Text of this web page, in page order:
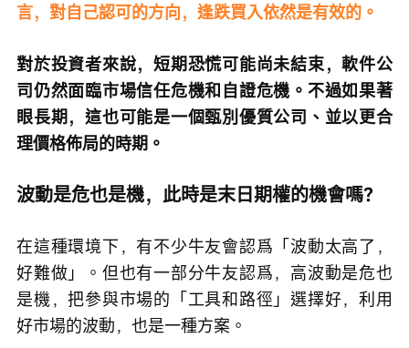
言，對自己認可的方向，逢跌買入依然是有效的。
對於投資者來說，短期恐慌可能尚未結束，軟件公
司仍然面臨市場信任危機和自證危機。不過如果著
眼長期，這也可能是一個甄別優質公司、並以更合
理價格佈局的時期。
波動是危也是機，此時是末日期權的機會嗎？
在這種環境下，有不少牛友會認爲「波動太高了，
好難做」。但也有一部分牛友認爲，高波動是危也
是機，把參與市場的「工具和路徑」選擇好，利用
好市場的波動，也是一種方案。